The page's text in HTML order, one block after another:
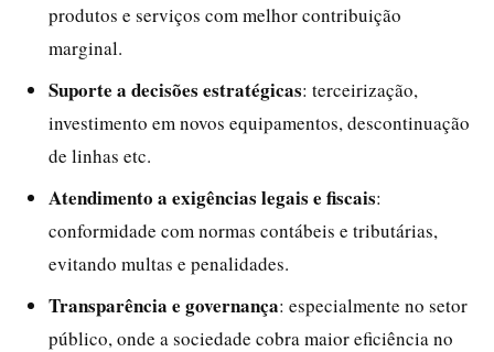
produtos e serviços com melhor contribuição
marginal.
Suporte a decisões estratégicas: terceirização,
investimento em novos equipamentos, descontinuação
de linhas etc.
Atendimento a exigências legais e fiscais:
conformidade com normas contábeis e tributárias,
evitando multas e penalidades.
Transparência e governança: especialmente no setor
público, onde a sociedade cobra maior eficiência no